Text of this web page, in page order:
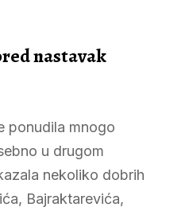
nastavak
ponudila mnogo
u drugom
nekoliko dobrih
Bajraktarevića,